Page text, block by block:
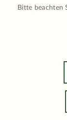
Bitte beachten